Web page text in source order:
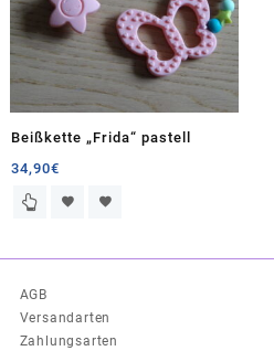
Beißkette „Frida“ pastell
34,90€
AGB
Versandarten
Zahlungsarten